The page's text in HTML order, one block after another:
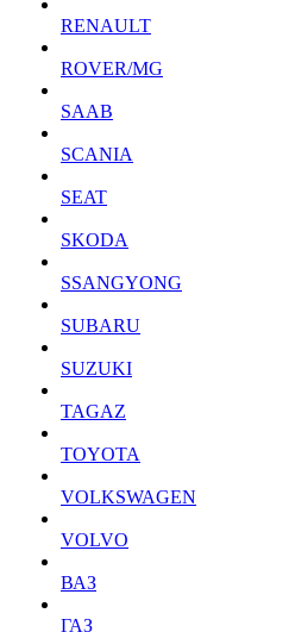
RENAULT
ROVER/MG
SAAB
SCANIA
SEAT
SKODA
SSANGYONG
SUBARU
SUZUKI
TAGAZ
TOYOTA
VOLKSWAGEN
VOLVO
ВАЗ
ГАЗ